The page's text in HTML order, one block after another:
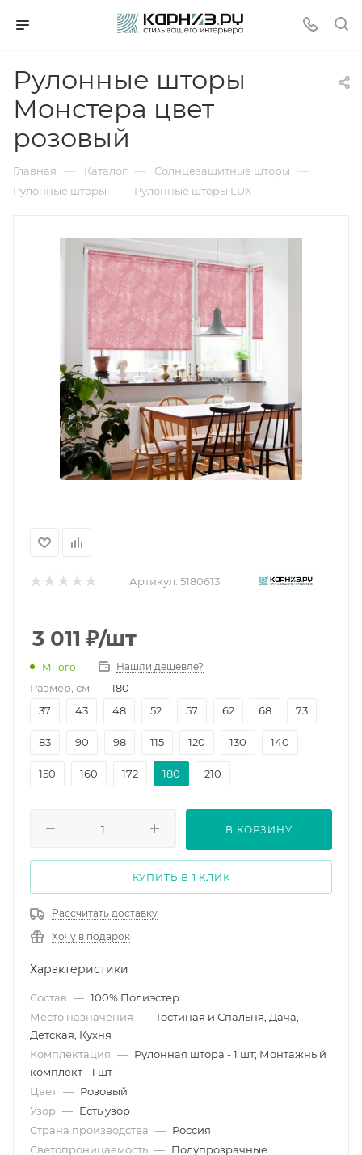
Рулонные шторы
Монстера цвет
розовый
Главная — Каталог — Солнцезащитные шторы —
Рулонные шторы — Рулонные шторы LUX
Артикул: 5180613
3 011 ₽/шт
Много Нашли дешевле?
Размер, см — 180
37
43 48 52 57 62 68 73
83 90 98 115 120 130 140
150 160 172 180 210
В КОРЗИНУ
КУПИТЬ В 1 КЛИК
Рассчитать доставку
Хочу в подарок
Характеристики
Состав — 100% Полиэстер
Место назначения — Гостиная и Спальня, Дача,
Детская, Кухня
Комплектация — Рулонная штора - 1 шт; Монтажный
комплект - 1 шт
Цвет — Розовый
Узор — Есть узор
Страна производства — Россия
Светопроницаемость — Полупрозрачные